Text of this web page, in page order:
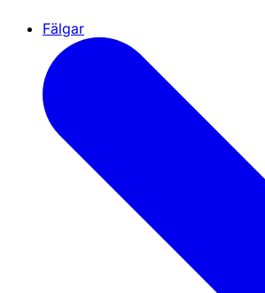
Fälgar